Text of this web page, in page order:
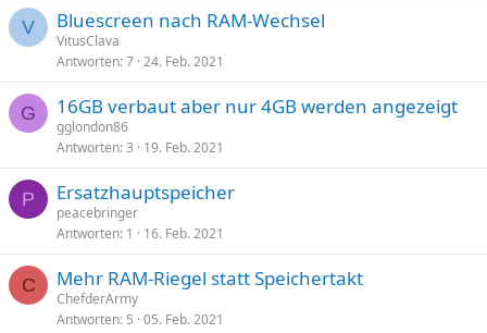
V Bluescreen nach RAM-Wechsel
VitusClava
Antworten 7 24. Feb. 2021
G 16GB verbaut aber nur 4GB werden angezeigt
gglondon86
Antworten 3 19. Feb. 2021
P Ersatzhauptspeicher
peacebringer
Antworten 1 16. Feb. 2021
C Mehr RAM-Riegel statt Speichertakt
ChefderArmy
Antworten 5 05. Feb. 2021